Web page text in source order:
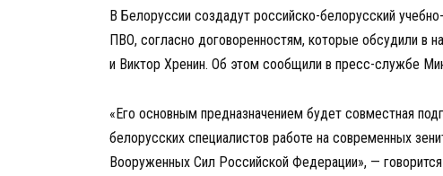
В Белоруссии создадут российско-белорусский
ПВО, согласно договоренностям, которые обсудили в
и Виктор Хренин. Об этом сообщили в пресс-службе
«Его основным предназначением будет совместная
белорусских специалистов работе на современных
Вооруженных Сил Российской Федерации», —